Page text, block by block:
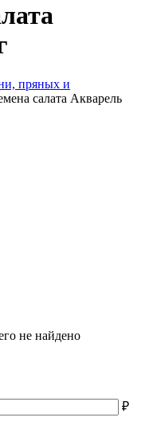
пряных и
салата Акварель
не найдено
₽